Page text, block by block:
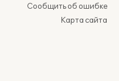
Сообщить об ошибке
Карта сайта